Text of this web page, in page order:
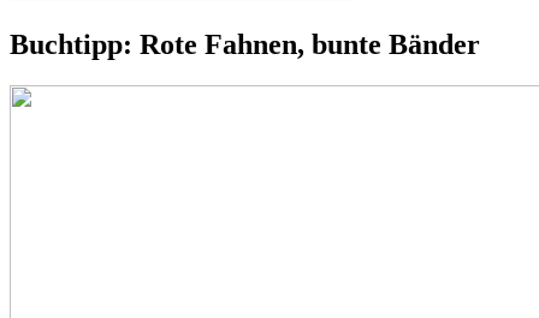
Buchtipp: Rote Fahnen, bunte Bänder